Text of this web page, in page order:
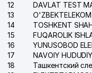
12
13
14
15
16
17
18